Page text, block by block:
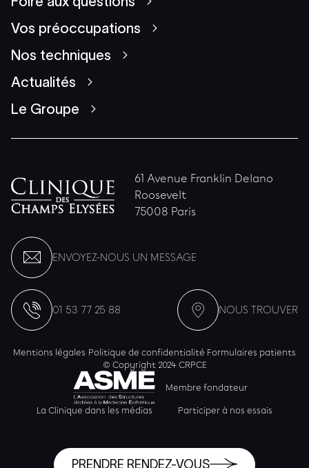
Vos préoccupations
Nos techniques
Actualités
Le Groupe
61 Avenue Franklin Delano
Roosevelt
75008 Paris
ENVOYEZ-NOUS UN MESSAGE
01 53 77 25 88 NOUS TROUVER
Mentions légales Politique de confidentialité Formulaires patients
© Copyright 2024 CRPCE
Membre fondateur
La Clinique dans les médias Participer à nos essais
PRENDRE RENDEZ-VOUS